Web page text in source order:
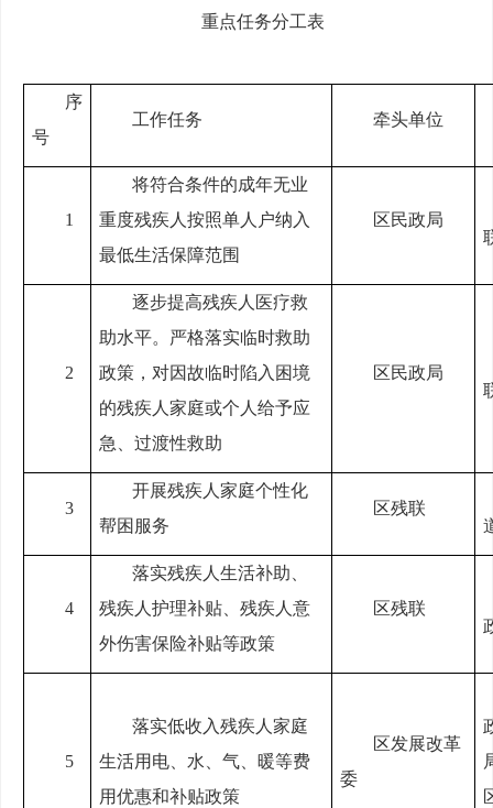
重点任务分工表
序
号
工作任务 牵头单位
1
将符合条件的成年无业
重度残疾人按照单人户纳入
最低生活保障范围
区民政局
2
逐步提高残疾人医疗救
助水平。严格落实临时救助
政策，对因故临时陷入困境
的残疾人家庭或个人给予应
急、过渡性救助
区民政局
3
开展残疾人家庭个性化
帮困服务
区残联
4
落实残疾人生活补助、
残疾人护理补贴、残疾人意
外伤害保险补贴等政策
区残联
5
落实低收入残疾人家庭
生活用电、水、气、暖等费
用优惠和补贴政策
区发展改革
委